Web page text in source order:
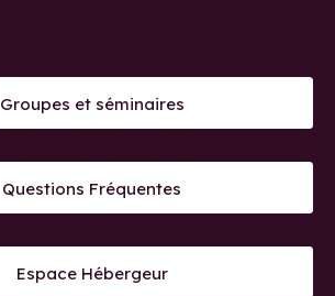
Groupes et séminaires
Questions Fréquentes
Espace Hébergeur